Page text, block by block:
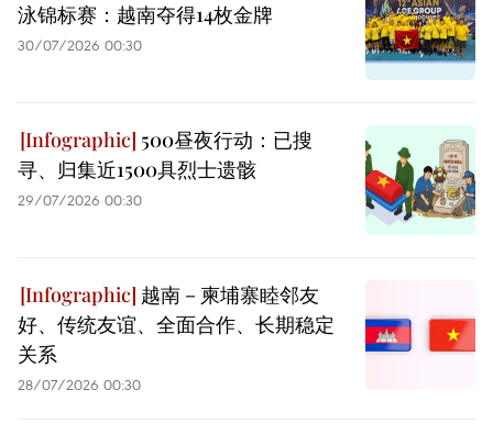
泳锦标赛：越南夺得14枚金牌
30/07/2026 00:30
500昼夜行动：已搜
寻、归集近1500具烈士遗骸
29/07/2026 00:30
越南－柬埔寨睦邻友
好、传统友谊、全面合作、长期稳定
关系
28/07/2026 00:30